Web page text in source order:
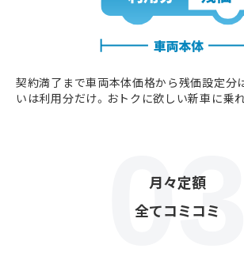
契約満了まで車両本体価格から残価設定分
いは利用分だけ。おトクに欲しい新車に乗れ
月々定額
全てコミコミ